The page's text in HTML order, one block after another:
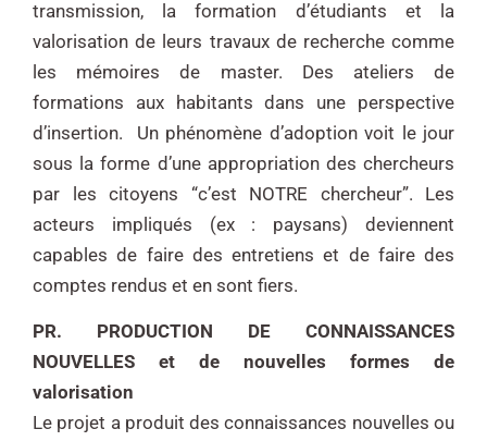
transmission, la formation d’étudiants et la
valorisation de leurs travaux de recherche comme
les mémoires de master. Des ateliers de
formations aux habitants dans une perspective
d’insertion. Un phénomène d’adoption voit le jour
sous la forme d’une appropriation des chercheurs
par les citoyens “c’est NOTRE chercheur”. Les
acteurs impliqués (ex : paysans) deviennent
capables de faire des entretiens et de faire des
comptes rendus et en sont fiers.
PR. PRODUCTION DE CONNAISSANCES
NOUVELLES et de nouvelles formes de
valorisation
Le projet a produit des connaissances nouvelles ou